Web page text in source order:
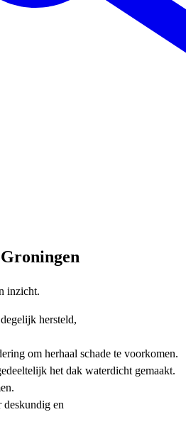
inzicht.
hersteld,
om herhaal schade te voorkomen.
het dak waterdicht gemaakt.
deskundig en